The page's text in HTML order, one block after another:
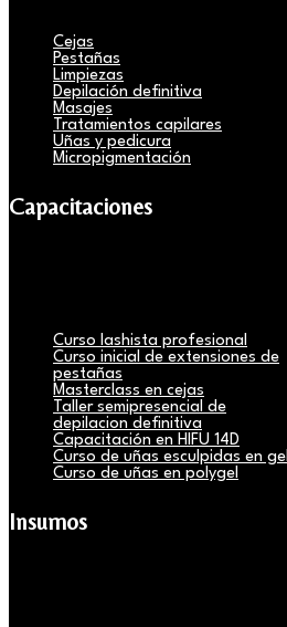
Cejas
Pestañas
Limpiezas
Depilación definitiva
Masajes
Tratamientos capilares
Uñas y pedicura
Micropigmentación
Capacitaciones
Curso lashista profesional
Curso inicial de extensiones de
pestañas
Masterclass en cejas
Taller semipresencial de
depilacion definitiva
Capacitación en HIFU 14D
Curso de uñas esculpidas en gel
Curso de uñas en polygel
Insumos